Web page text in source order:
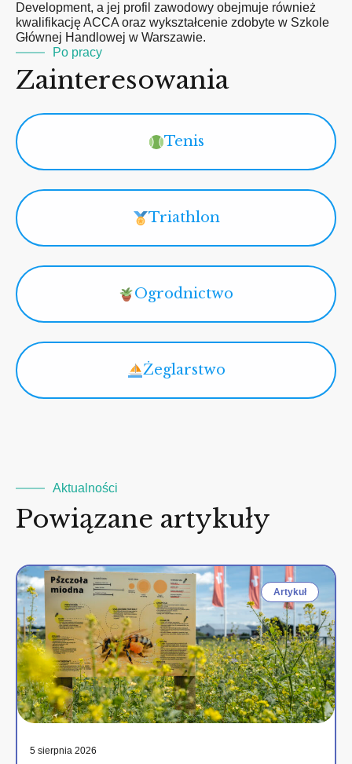
Development, a jej profil zawodowy obejmuje również
kwalifikację ACCA oraz wykształcenie zdobyte w Szkole
Głównej Handlowej w Warszawie.
Po pracy
Zainteresowania
Tenis
Triathlon
Ogrodnictwo
Żeglarstwo
Aktualności
Powiązane artykuły
Artykuł
5 sierpnia 2026